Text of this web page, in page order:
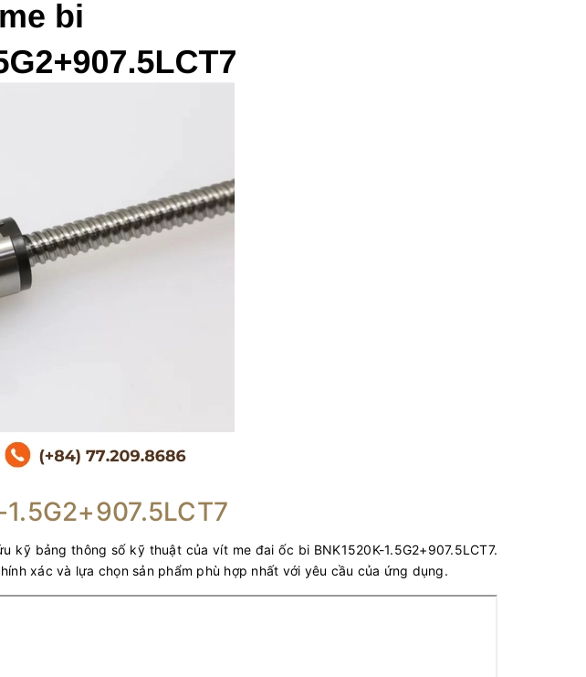
bảng thông số kỹ thuật của vít me đai ốc bi BNK1520K-1.5G2+907.5LCT7.
xác và lựa chọn sản phẩm phù hợp nhất với yêu cầu của ứng dụng.